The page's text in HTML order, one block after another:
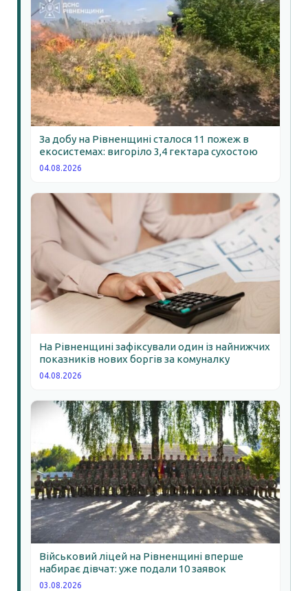
За добу на Рівненщині сталося 11 пожеж в
екосистемах: вигоріло 3,4 гектара сухостою
04.08.2026
На Рівненщині зафіксували один із найнижчих
показників нових боргів за комуналку
04.08.2026
Військовий ліцей на Рівненщині вперше
набирає дівчат: уже подали 10 заявок
03.08.2026